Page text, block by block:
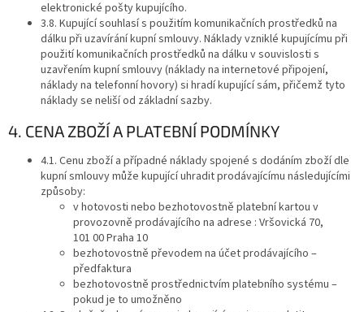
elektronické pošty kupujícího.
3.8. Kupující souhlasí s použitím komunikačních prostředků na
dálku při uzavírání kupní smlouvy. Náklady vzniklé kupujícímu při
použití komunikačních prostředků na dálku v souvislosti s
uzavřením kupní smlouvy (náklady na internetové připojení,
náklady na telefonní hovory) si hradí kupující sám, přičemž tyto
náklady se neliší od základní sazby.
4. CENA ZBOŽÍ A PLATEBNÍ PODMÍNKY
4.1. Cenu zboží a případné náklady spojené s dodáním zboží dle
kupní smlouvy může kupující uhradit prodávajícímu následujícími
způsoby:
v hotovosti nebo bezhotovostně platební kartou v
provozovně prodávajícího na adrese : Vršovická 70,
101 00 Praha 10
bezhotovostně převodem na účet prodávajícího –
předfaktura
bezhotovostně prostřednictvím platebního systému –
pokud je to umožněno